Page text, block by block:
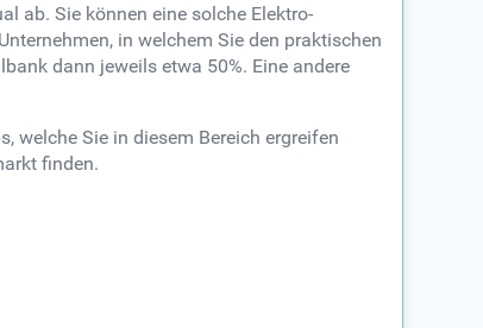
ab. Sie können eine solche Elektro-
in welchem Sie den praktischen
dann jeweils etwa 50%. Eine andere
welche Sie in diesem Bereich ergreifen
finden.